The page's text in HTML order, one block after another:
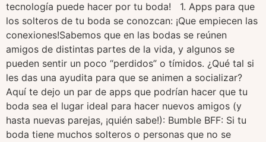
tecnología puede hacer por tu boda! 1. Apps para que
los solteros de tu boda se conozcan: ¡Que empiecen las
conexiones!Sabemos que en las bodas se reúnen
amigos de distintas partes de la vida, y algunos se
pueden sentir un poco “perdidos” o tímidos. ¿Qué tal si
les das una ayudita para que se animen a socializar?
Aquí te dejo un par de apps que podrían hacer que tu
boda sea el lugar ideal para hacer nuevos amigos (y
hasta nuevas parejas, ¡quién sabe!): Bumble BFF: Si tu
boda tiene muchos solteros o personas que no se